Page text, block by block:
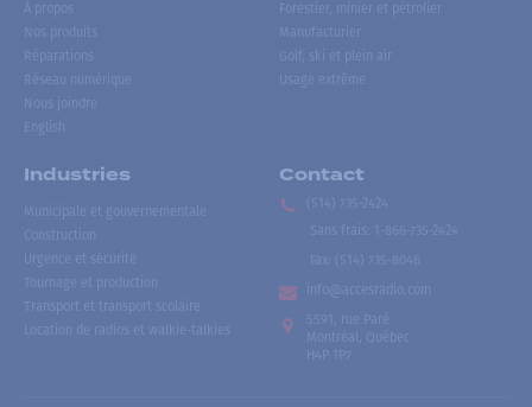
À propos
Nos produits
Réparations
Réseau numérique
Nous joindre
English
Forestier, minier et pétrolier
Manufacturier
Golf, ski et plein air
Usage extrême
Industries
Municipale et gouvernementale
Construction
Urgence et sécurité
Tournage et production
Transport et transport scolaire
Location de radios et walkie-talkies
Contact
(514) 735-2424
Sans frais
1-866-735-2424
Fax:
(514) 735-8046
info@accesradio.com
5591, rue Paré
Montréal, Québec
H4P 1P7